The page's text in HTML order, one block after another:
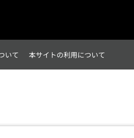
いて 本サイトの利用について